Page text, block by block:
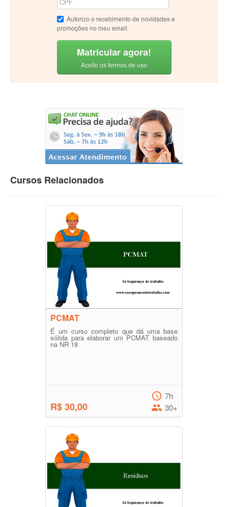
Autorizo o recebimento de novidades e
promoções no meu email.
Matricular agora!
Aceito os termos de uso
Cursos Relacionados
PCMAT
É um curso completo que dá uma base
sólida para elaborar um PCMAT baseado
na NR 18
R$ 30,00
7h
30+